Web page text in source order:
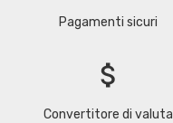
Pagamenti sicuri
attach_money
Convertitore di valuta